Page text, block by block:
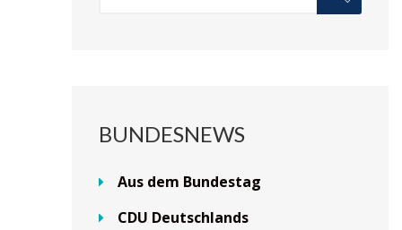
BUNDESNEWS
Aus dem Bundestag
CDU Deutschlands